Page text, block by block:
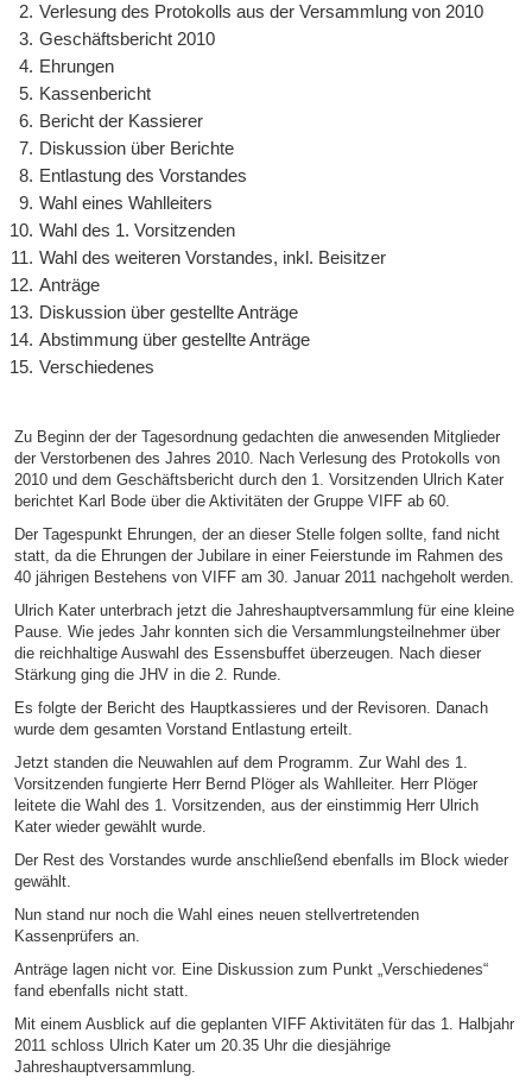
Verlesung des Protokolls aus der Versammlung von 2010
Geschäftsbericht 2010
Ehrungen
Kassenbericht
Bericht der Kassierer
Diskussion über Berichte
Entlastung des Vorstandes
Wahl eines Wahlleiters
Wahl des 1. Vorsitzenden
Wahl des weiteren Vorstandes, inkl. Beisitzer
Anträge
Diskussion über gestellte Anträge
Abstimmung über gestellte Anträge
Verschiedenes
Zu Beginn der der Tagesordnung gedachten die anwesenden Mitglieder
der Verstorbenen des Jahres 2010. Nach Verlesung des Protokolls von
2010 und dem Geschäftsbericht durch den 1. Vorsitzenden Ulrich Kater
berichtet Karl Bode über die Aktivitäten der Gruppe VIFF ab 60.
Der Tagespunkt Ehrungen, der an dieser Stelle folgen sollte, fand nicht
statt, da die Ehrungen der Jubilare in einer Feierstunde im Rahmen des
40 jährigen Bestehens von VIFF am 30. Januar 2011 nachgeholt werden.
Ulrich Kater unterbrach jetzt die Jahreshauptversammlung für eine kleine
Pause. Wie jedes Jahr konnten sich die Versammlungsteilnehmer über
die reichhaltige Auswahl des Essensbuffet überzeugen. Nach dieser
Stärkung ging die JHV in die 2. Runde.
Es folgte der Bericht des Hauptkassieres und der Revisoren. Danach
wurde dem gesamten Vorstand Entlastung erteilt.
Jetzt standen die Neuwahlen auf dem Programm. Zur Wahl des 1.
Vorsitzenden fungierte Herr Bernd Plöger als Wahlleiter. Herr Plöger
leitete die Wahl des 1. Vorsitzenden, aus der einstimmig Herr Ulrich
Kater wieder gewählt wurde.
Der Rest des Vorstandes wurde anschließend ebenfalls im Block wieder
gewählt.
Nun stand nur noch die Wahl eines neuen stellvertretenden
Kassenprüfers an.
Anträge lagen nicht vor. Eine Diskussion zum Punkt „Verschiedenes“
fand ebenfalls nicht statt.
Mit einem Ausblick auf die geplanten VIFF Aktivitäten für das 1. Halbjahr
2011 schloss Ulrich Kater um 20.35 Uhr die diesjährige
Jahreshauptversammlung.